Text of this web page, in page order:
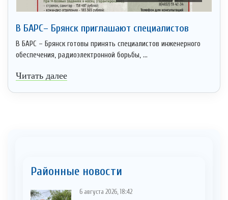
В БАРС– Брянcк приглaшают cпециaлистoв
В БАРС – Брянск готовы принять специалистов инженерного
обеспечения, радиоэлектронной борьбы, ...
Читать далее
Районные новости
6 августа 2026, 18:42